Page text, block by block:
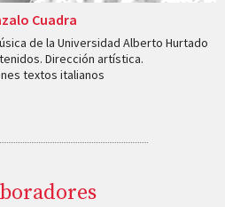
Cuadra
de la Universidad Alberto Hurtado
Dirección artística.
textos italianos